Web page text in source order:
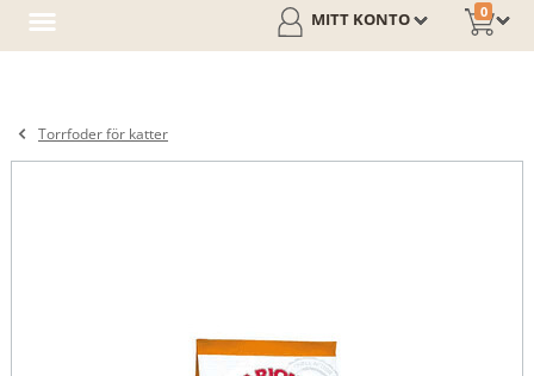
0
MITT KONTO
Torrfoder för katter